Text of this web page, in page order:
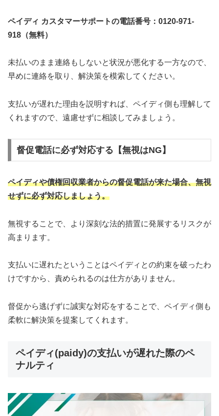
ペイディ カスタマーサポートの電話番号：0120-971-
918（無料）
未払いのまま連絡もしないと状況が悪化する一方なので、
早めに連絡を取り、解決策を模索してください。
支払いが遅れた理由を説明すれば、ペイディ側も理解して
くれますので、遠慮せずに相談してみましょう。
督促電話に必ず対応する【無視はNG】
ペイディや債権回収業者からの督促電話が来た場合、無視
せずに必ず対応しましょう。
無視することで、より深刻な法的措置に発展するリスクが
高まります。
支払いに遅れたということはペイディとの約束を破ったわ
けですから、責められるのは仕方がありません。
督促から逃げずに誠実な対応をすることで、ペイディ側も
柔軟に解決策を提案してくれます。
ペイディ(paidy)の支払いが遅れた際のペ
ナルティ